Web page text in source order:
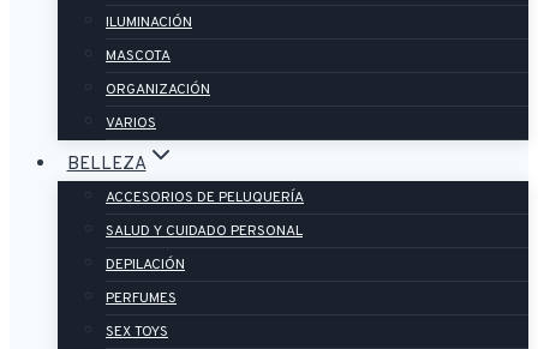
ILUMINACIÓN
MASCOTA
ORGANIZACIÓN
VARIOS
BELLEZA
ACCESORIOS DE PELUQUERÍA
SALUD Y CUIDADO PERSONAL
DEPILACIÓN
PERFUMES
SEX TOYS